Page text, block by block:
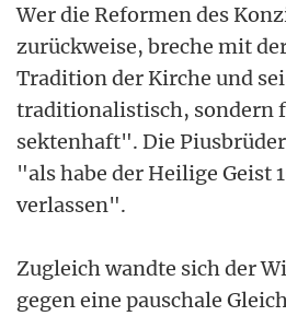
Wer die Reformen des
zurückweise, breche mit
Tradition der Kirche und
traditionalistisch, sondern
sektenhaft". Die
"als habe der Heilige Geist
verlassen".
Zugleich wandte sich der
gegen eine pauschale